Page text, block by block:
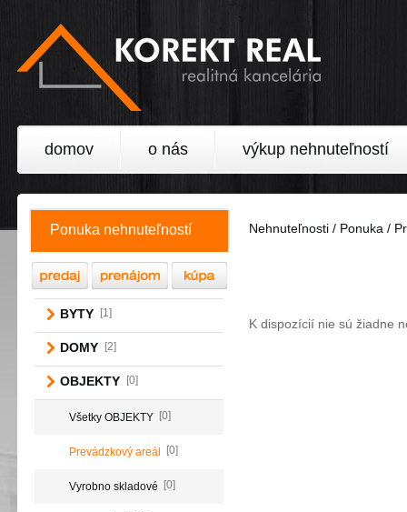
domov o nás výkup nehnuteľností
Ponuka nehnuteľností
BYTY [1]
DOMY [2]
OBJEKTY [0]
Všetky OBJEKTY [0]
Prevádzkový areál [0]
Vyrobno skladové [0]
Nehnuteľnosti / Ponuka /
K dispozícií nie sú žiadne